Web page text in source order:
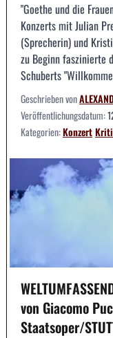
"Goethe und die
Konzerts mit Julian
(Sprecherin) und
zu Beginn faszinierte
Schuberts
Geschrieben von
Veröffentlichungsdatum:
Kategorien:Konzert
von Giacomo
Staatsoper/